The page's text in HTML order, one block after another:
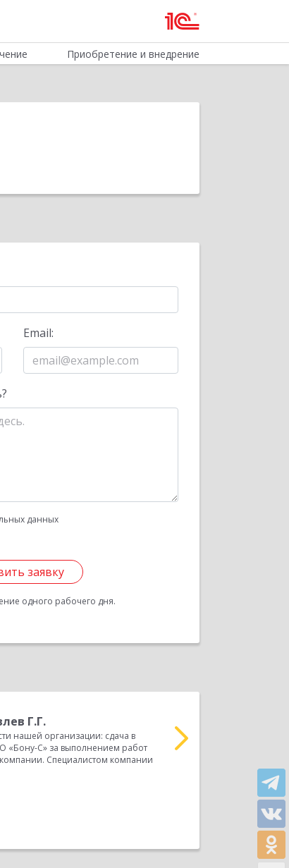
Приобретение и внедрение
Email:
данных
заявку
одного рабочего дня.
Г.Г.
нашей организации: сдача в
«Бону-С» за выполнением работ
Специалистом компании
связи с увеличением
Прочитать весь отзыв